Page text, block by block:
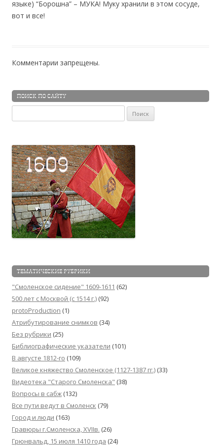
языке) “Борошна” – МУКА! Муку хранили в этом сосуде,
вот и все!
Комментарии запрещены.
ПОИСК ПО САЙТУ
ТЕМАТИЧЕСКИЕ РУБРИКИ
"Смоленское сидение" 1609-1611 (62)
500 лет с Москвой (c 1514 г.) (92)
protoProduction (1)
Атрибутирование снимков (34)
Без рубрики (25)
Библиографические указатели (101)
В августе 1812-го (109)
Великое княжество Смоленское (1127-1387 гг.) (33)
Видеотека "Cтарого Смоленска" (38)
Вопросы в сабж (132)
Все пути ведут в Смоленск (79)
Город и люди (163)
Гравюры г.Смоленска, XVIIв. (26)
Грюнвальд, 15 июля 1410 года (24)